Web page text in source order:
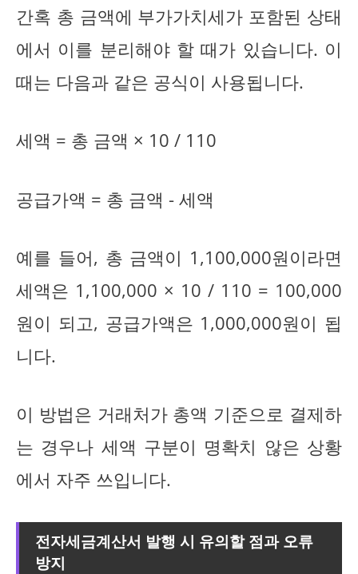
간혹 총 금액에 부가가치세가 포함된 상태
에서 이를 분리해야 할 때가 있습니다. 이
때는 다음과 같은 공식이 사용됩니다.
세액 = 총 금액 × 10 / 110
공급가액 = 총 금액 - 세액
예를 들어, 총 금액이 1,100,000원이라면
세액은 1,100,000 × 10 / 110 = 100,000
원이 되고, 공급가액은 1,000,000원이 됩
니다.
이 방법은 거래처가 총액 기준으로 결제하
는 경우나 세액 구분이 명확치 않은 상황
에서 자주 쓰입니다.
전자세금계산서 발행 시 유의할 점과 오류
방지